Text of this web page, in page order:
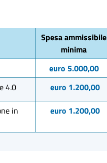
Spesa ammissibile
minima
euro 5.000,00
4.0 euro 1.200,00
in
euro 1.200,00